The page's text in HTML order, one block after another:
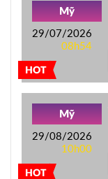
HOT
Mỹ
29/07/2026
08h54
HOT
Mỹ
29/08/2026
10h00